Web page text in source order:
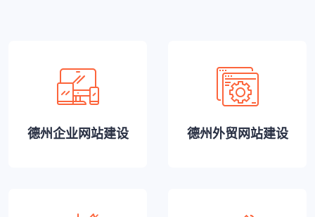
德州企业网站建设 德州外贸网站建设